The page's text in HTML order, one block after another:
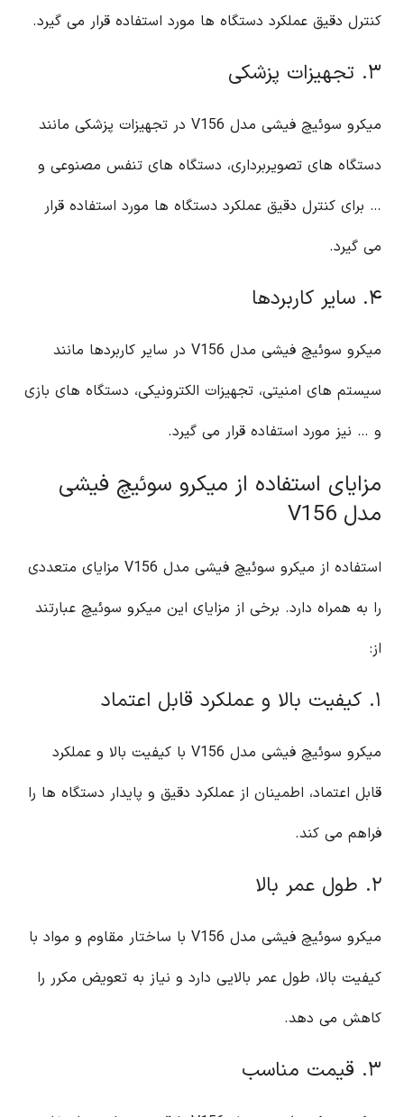
کنترل دقیق عملکرد دستگاه ها مورد استفاده قرار می گیرد.
۳. تجهیزات پزشکی
میکرو سوئیچ فیشی مدل V156 در تجهیزات پزشکی مانند
دستگاه های تصویربرداری، دستگاه های تنفس مصنوعی و
… برای کنترل دقیق عملکرد دستگاه ها مورد استفاده قرار
می گیرد.
۴. سایر کاربردها
میکرو سوئیچ فیشی مدل V156 در سایر کاربردها مانند
سیستم های امنیتی، تجهیزات الکترونیکی، دستگاه های بازی
و … نیز مورد استفاده قرار می گیرد.
مزایای استفاده از میکرو سوئیچ فیشی
مدل V156
استفاده از میکرو سوئیچ فیشی مدل V156 مزایای متعددی
را به همراه دارد. برخی از مزایای این میکرو سوئیچ عبارتند
از:
۱. کیفیت بالا و عملکرد قابل اعتماد
میکرو سوئیچ فیشی مدل V156 با کیفیت بالا و عملکرد
قابل اعتماد، اطمینان از عملکرد دقیق و پایدار دستگاه ها را
فراهم می کند.
۲. طول عمر بالا
میکرو سوئیچ فیشی مدل V156 با ساختار مقاوم و مواد با
کیفیت بالا، طول عمر بالایی دارد و نیاز به تعویض مکرر را
کاهش می دهد.
۳. قیمت مناسب